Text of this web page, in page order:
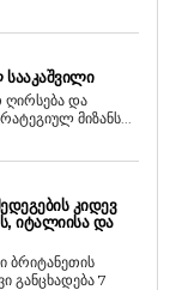
ღირსება და
მიზანს...
ᲙᲘᲓᲔᲕ
ᲘᲢᲐᲚᲘᲘᲡᲐ ᲓᲐ
ბრიტანეთის
განცხადება 7